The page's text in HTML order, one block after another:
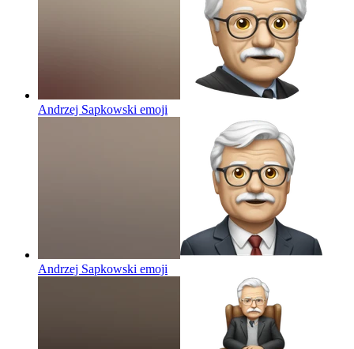
Andrzej Sapkowski emoji
Andrzej Sapkowski emoji